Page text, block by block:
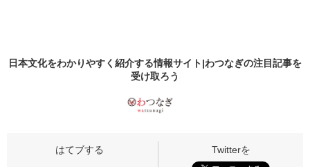
日本文化をわかりやすく紹介する情報サイト|わつなぎの注目記事を
受け取ろう